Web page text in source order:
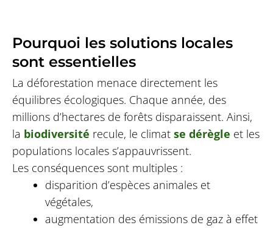
Pourquoi les solutions locales
sont essentielles
La déforestation menace directement les
équilibres écologiques. Chaque année, des
millions d’hectares de forêts disparaissent. Ainsi,
la biodiversité recule, le climatse dérègle et les
populations locales s’appauvrissent.
Les conséquences sont multiples :
disparition d’espèces animales et
végétales,
augmentation des émissions de gaz à effet